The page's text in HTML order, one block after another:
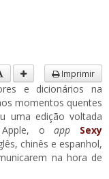
Imprimir
e dicionários na
momentos quentes
uma edição voltada
o app
Sexy
chinês e espanhol,
na hora de